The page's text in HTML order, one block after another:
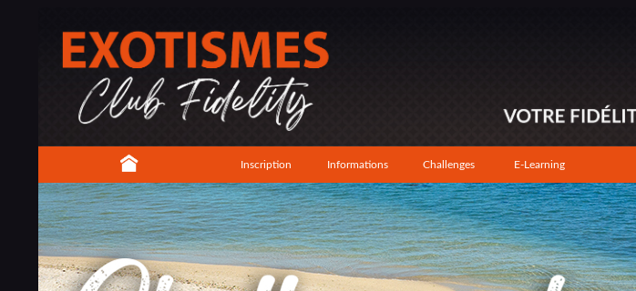
Inscription Informations Challenges E-Learning